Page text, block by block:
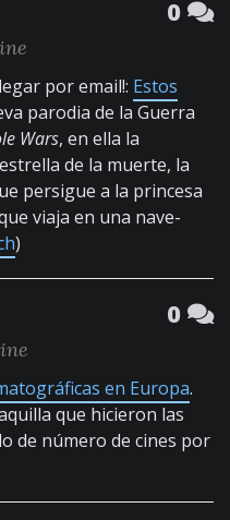
0
por email!: Estos
parodia de la Guerra
Wars, en ella la
de la muerte, la
persigue a la princesa
viaja en una nave-
)
0
en Europa.
que hicieron las
de número de cines por